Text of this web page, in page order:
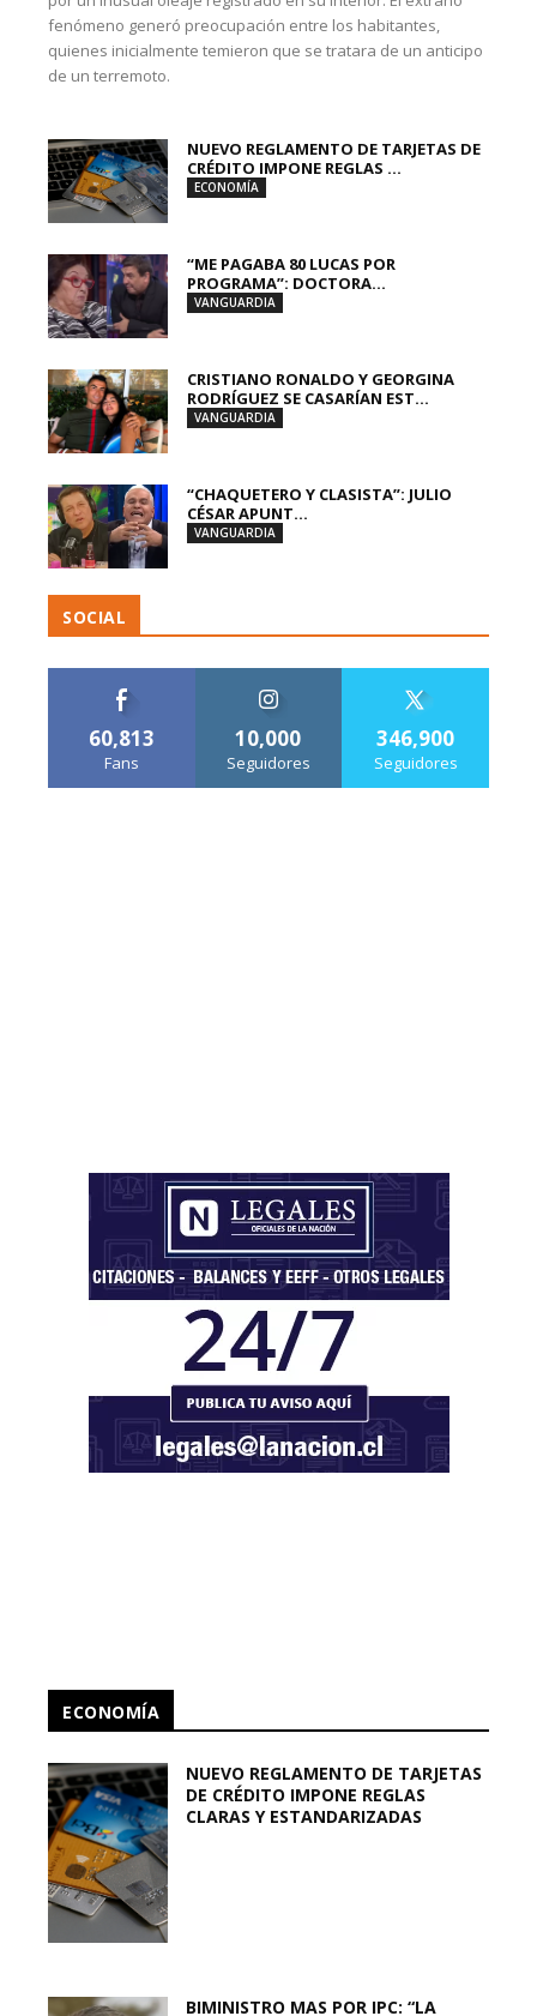
fenómeno generó preocupación entre los habitantes,
quienes inicialmente temieron que se tratara de un anticipo
de un terremoto.
NUEVO REGLAMENTO DE TARJETAS DE
CRÉDITO IMPONE REGLAS ...
ECONOMÍA
“ME PAGABA 80 LUCAS POR
PROGRAMA”: DOCTORA...
VANGUARDIA
CRISTIANO RONALDO Y GEORGINA
RODRÍGUEZ SE CASARÍAN EST...
VANGUARDIA
“CHAQUETERO Y CLASISTA”: JULIO
CÉSAR APUNT...
VANGUARDIA
SOCIAL
60,813
Fans
10,000
Seguidores
346,900
Seguidores
ECONOMÍA
NUEVO REGLAMENTO DE TARJETAS
DE CRÉDITO IMPONE REGLAS
CLARAS Y ESTANDARIZADAS
BIMINISTRO MAS POR IPC: “LA